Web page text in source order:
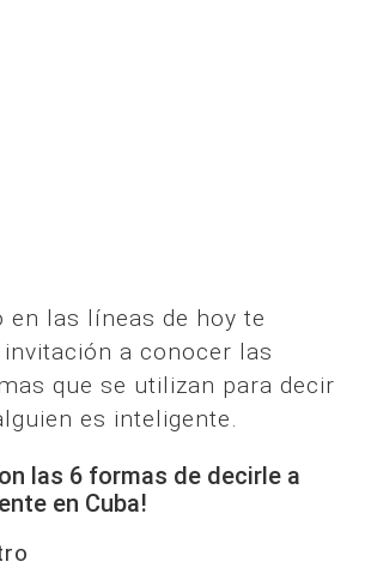
en las líneas de hoy te
a conocer las
que se utilizan para decir
es inteligente.
las 6 formas de decirle a
en Cuba!